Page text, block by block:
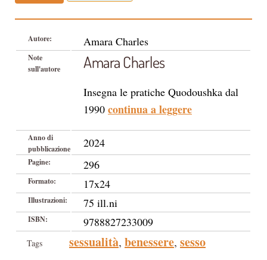
Autore: Amara Charles
Note
sull'autore
Amara Charles
Insegna le pratiche Quodoushka dal
1990 continua a leggere
Anno di
pubblicazione
2024
Pagine: 296
Formato: 17x24
Illustrazioni: 75 ill.ni
ISBN: 9788827233009
Tags sessualità, benessere, sesso